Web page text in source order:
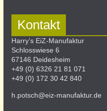
Kontakt
Harry’s EiZ-Manufaktur
Schlosswiese 6
67146 Deidesheim
+49 (0) 6326 21 81 071
+49 (0) 172 30 42 840
h.potsch@eiz-manufaktur.de